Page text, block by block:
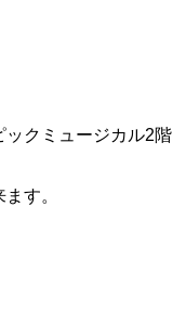
ックミュージカル2階
す。